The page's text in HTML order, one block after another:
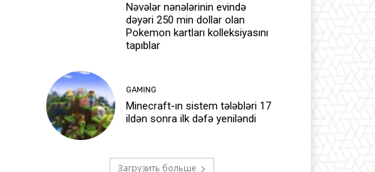
Nəvələr nənələrinin evində
dəyəri 250 min dollar olan
Pokemon kartları kolleksiyasını
tapıblar
GAMING
Minecraft-ın sistem tələbləri 17
ildən sonra ilk dəfə yeniləndi
Загрузить больше